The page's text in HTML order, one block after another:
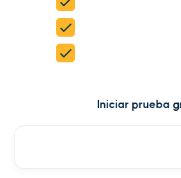
Iniciar prueba